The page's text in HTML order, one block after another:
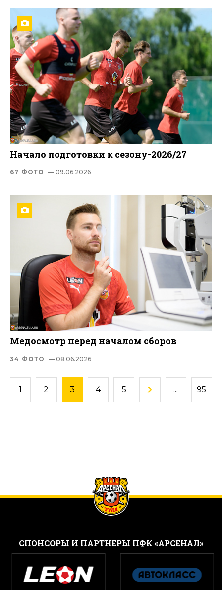
Начало подготовки к сезону-2026/27
67 ФОТО — 09.06.2026
Медосмотр перед началом сборов
34 ФОТО — 08.06.2026
1 2 3 4 5 ... 95
CПОНСОРЫ И ПАРТНЕРЫ ПФК «АРСЕНАЛ»